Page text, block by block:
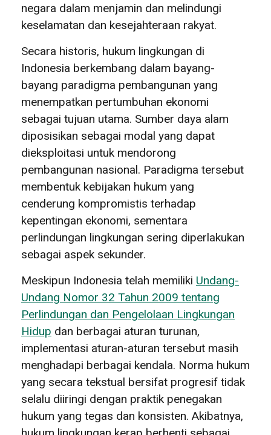
negara dalam menjamin dan melindungi
keselamatan dan kesejahteraan rakyat.
Secara historis, hukum lingkungan di
Indonesia berkembang dalam bayang-
bayang paradigma pembangunan yang
menempatkan pertumbuhan ekonomi
sebagai tujuan utama. Sumber daya alam
diposisikan sebagai modal yang dapat
dieksploitasi untuk mendorong
pembangunan nasional. Paradigma tersebut
membentuk kebijakan hukum yang
cenderung kompromistis terhadap
kepentingan ekonomi, sementara
perlindungan lingkungan sering diperlakukan
sebagai aspek sekunder.
Meskipun Indonesia telah memiliki Undang-
Undang Nomor 32 Tahun 2009 tentang
Perlindungan dan Pengelolaan Lingkungan
Hidup dan berbagai aturan turunan,
implementasi aturan-aturan tersebut masih
menghadapi berbagai kendala. Norma hukum
yang secara tekstual bersifat progresif tidak
selalu diiringi dengan praktik penegakan
hukum yang tegas dan konsisten. Akibatnya,